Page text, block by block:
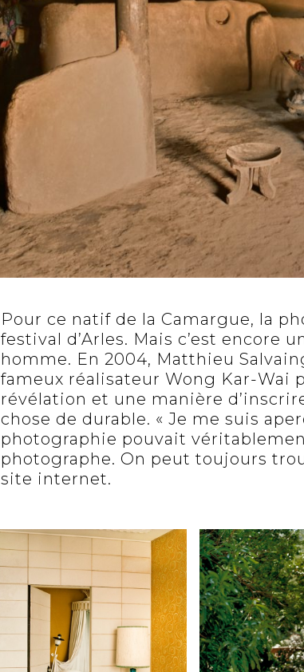
Pour ce natif de la Camargue, la
festival d’Arles. Mais c’est encore
homme. En 2004, Matthieu
fameux réalisateur Wong Kar-Wai
révélation et une manière
chose de durable. « Je me suis
photographie pouvait
photographe. On peut toujours
site internet.